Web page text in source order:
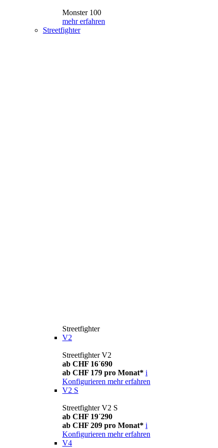
Monster 100
mehr erfahren
Streetfighter
Streetfighter
V2
Streetfighter V2
ab CHF 16´690
ab CHF 179 pro Monat* i
Konfigurieren mehr erfahren
V2 S
Streetfighter V2 S
ab CHF 19´290
ab CHF 209 pro Monat* i
Konfigurieren mehr erfahren
V4